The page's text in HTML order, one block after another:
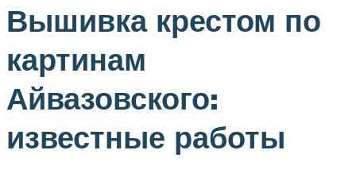
Вышивка крестом по
картинам
Айвазовского:
известные работы